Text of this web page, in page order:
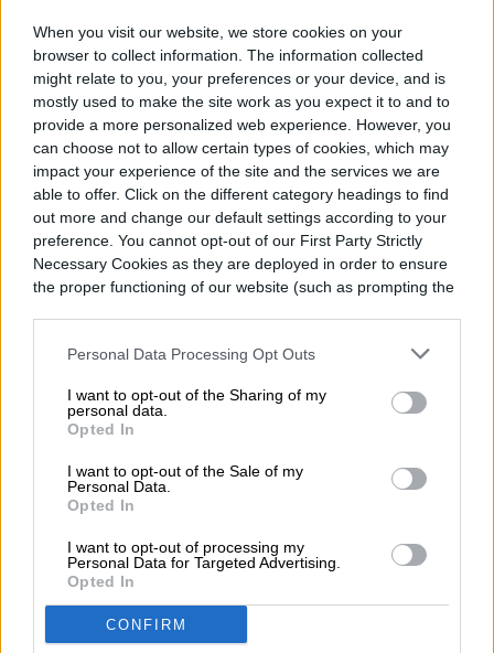
When you visit our website, we store cookies on your
browser to collect information. The information collected
might relate to you, your preferences or your device, and is
mostly used to make the site work as you expect it to and to
provide a more personalized web experience. However, you
can choose not to allow certain types of cookies, which may
impact your experience of the site and the services we are
able to offer. Click on the different category headings to find
out more and change our default settings according to your
preference. You cannot opt-out of our First Party Strictly
Necessary Cookies as they are deployed in order to ensure
the proper functioning of our website (such as prompting the
Personal Data Processing Opt Outs
I want to opt-out of the Sharing of my
personal data.
Opted In
I want to opt-out of the Sale of my
Personal Data.
Opted In
I want to opt-out of processing my
Personal Data for Targeted Advertising.
Opted In
CONFIRM
cámaras Dropcam, quien lideró el proyecto
para la compañía deTim Cookentre 2016 y
junio de 2019.
En su perfil deLinkedin, aún se puede leer
como trabajos hechos: «comunicaciones
satelitales, productos inalámbricos y
productos/tecnologías para el hogar».
Diego Bastarrica
Diego Bastarrica es Senior Editor y Head of
Content en Digital Trends en Español,
donde lidera la estrategia editorial, SEO…